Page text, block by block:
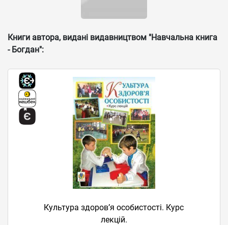
Книги автора, видані видавництвом "Навчальна книга
- Богдан":
Культура здоров’я особистості. Курс
лекцій.